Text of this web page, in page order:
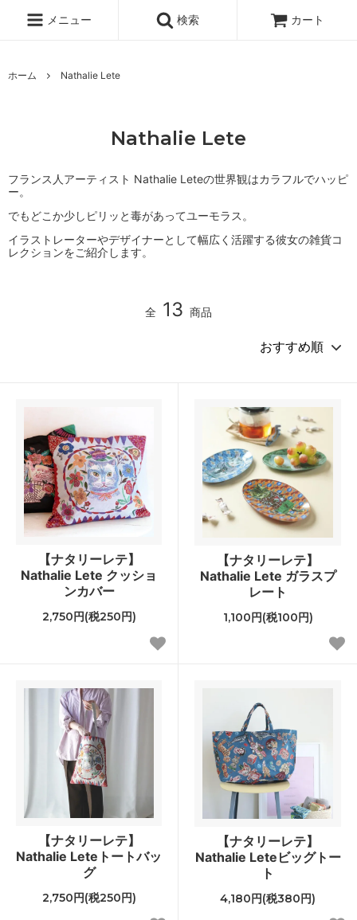
メニュー 検索 カート
ホーム Nathalie Lete
Nathalie Lete
フランス人アーティスト Nathalie Leteの世界観はカラフルでハッピ
ー。
でもどこか少しピリッと毒があってユーモラス。
イラストレーターやデザイナーとして幅広く活躍する彼女の雑貨コ
レクションをご紹介します。
全 13 商品
【ナタリーレテ】
Nathalie Lete クッショ
ンカバー
2,750円(税250円)
【ナタリーレテ】
Nathalie Lete ガラスプ
レート
1,100円(税100円)
【ナタリーレテ】
Nathalie Leteトートバッ
グ
2,750円(税250円)
【ナタリーレテ】
Nathalie Leteビッグトー
ト
4,180円(税380円)